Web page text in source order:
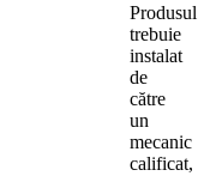
Produsul
trebuie
instalat
de
către
un
mecanic
calificat,